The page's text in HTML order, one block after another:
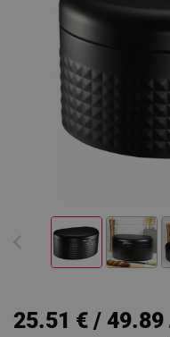
25.51 € / 49.89